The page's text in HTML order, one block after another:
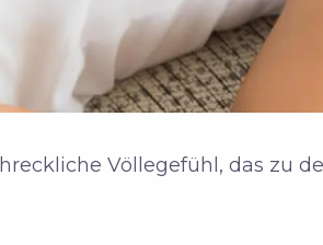
Völlegefühl, das zu